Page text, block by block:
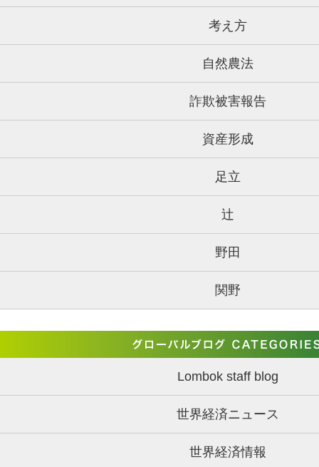
考え方
自然農法
詐欺被害報告
資産形成
足立
辻
野田
関野
Lombok staff blog
世界経済ニュース
世界経済情報